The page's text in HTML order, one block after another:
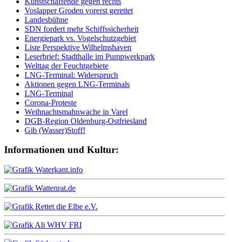
Voslapper Groden vorerst gerettet
Landesbühne
SDN fordert mehr Schiffssicherheit
Energiepark vs. Vogelschutzgebiet
Liste Perspektive Wilhelmshaven
Leserbrief: Stadthalle im Pumpwerkpark
Welttag der Feuchtgebiete
LNG-Terminal: Widerspruch
Aktionen gegen LNG-Terminals
LNG-Terminal
Corona-Proteste
Weihnachtsmahnwache in Varel
DGB-Region Oldenburg-Ostfriesland
Gib (Wasser)Stoff!
Informationen und Kultur: